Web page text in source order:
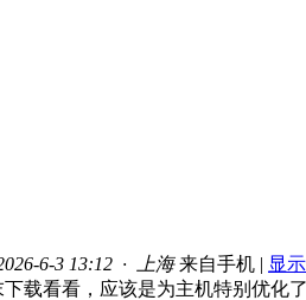
6-3 13:12 · 上海 来自手机 | 显
载看看，应该是为主机特别优化了